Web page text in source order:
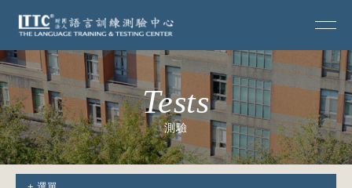
Tests
測驗